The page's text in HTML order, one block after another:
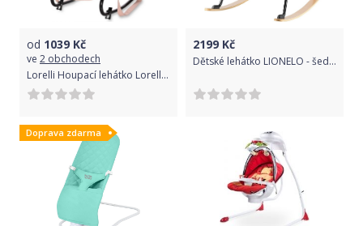
od 1039 Kč
ve 2 obchodech
Lorelli Houpací lehátko Lorelli ROCK STAR LUXE CAMEO ROSE STARS
2199 Kč
Dětské lehátko LIONELO - šedo-černé
Doprava zdarma